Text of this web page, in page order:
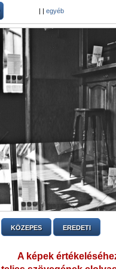
| | egyéb
KÖZEPES EREDETI
A képek